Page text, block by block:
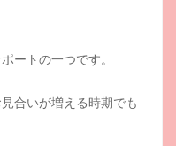
ートの一つです。
合いが増える時期でも